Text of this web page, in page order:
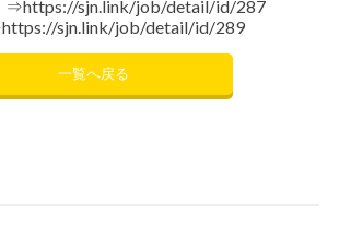
⇒https://sjn.link/job/detail/id/287
https://sjn.link/job/detail/id/289
一覧へ戻る